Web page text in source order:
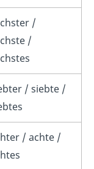
/
/
/ siebte /
/ achte /